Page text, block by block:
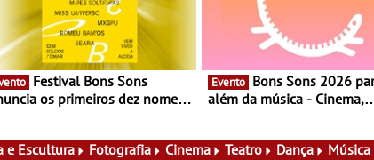
os primeiros dez nomes
Evento
além da música - Cinema,
muito mais
e Escultura Fotografia Cinema Teatro Dança Música